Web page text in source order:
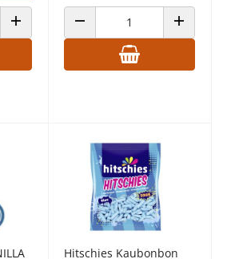
ANZAHL ERHÖHENANZAHL VERRINGERN ANZAHL
Hitschies Kaubonbon